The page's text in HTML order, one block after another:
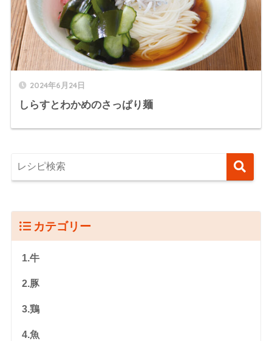
2024年6月24日
しらすとわかめのさっぱり麺
カテゴリー
1.牛
2.豚
3.鶏
4.魚